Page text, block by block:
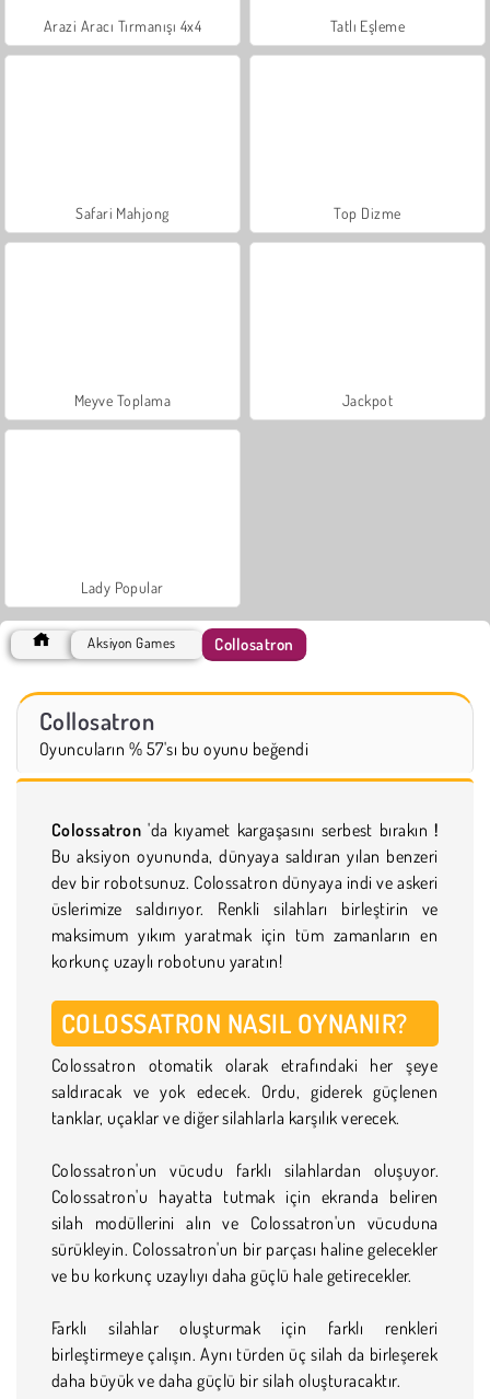
Arazi Aracı Tırmanışı 4x4 Tatlı Eşleme
Safari Mahjong Top Dizme
Meyve Toplama Jackpot
Lady Popular
Aksiyon Games Collosatron
Collosatron
Oyuncuların % 57'sı bu oyunu beğendi
Colossatron 'da kıyamet kargaşasını serbest bırakın !
Bu aksiyon oyununda, dünyaya saldıran yılan benzeri
dev bir robotsunuz. Colossatron dünyaya indi ve askeri
üslerimize saldırıyor. Renkli silahları birleştirin ve
maksimum yıkım yaratmak için tüm zamanların en
korkunç uzaylı robotunu yaratın!
COLOSSATRON NASIL OYNANIR?
Colossatron otomatik olarak etrafındaki her şeye
saldıracak ve yok edecek. Ordu, giderek güçlenen
tanklar, uçaklar ve diğer silahlarla karşılık verecek.
Colossatron'un vücudu farklı silahlardan oluşuyor.
Colossatron'u hayatta tutmak için ekranda beliren
silah modüllerini alın ve Colossatron'un vücuduna
sürükleyin. Colossatron'un bir parçası haline gelecekler
ve bu korkunç uzaylıyı daha güçlü hale getirecekler.
Farklı silahlar oluşturmak için farklı renkleri
birleştirmeye çalışın. Aynı türden üç silah da birleşerek
daha büyük ve daha güçlü bir silah oluşturacaktır.